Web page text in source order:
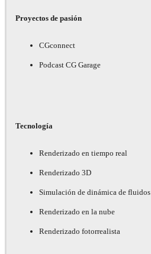
Proyectos de pasión
CGconnect
Podcast CG Garage
Tecnología
Renderizado en tiempo real
Renderizado 3D
Simulación de dinámica de fluidos
Renderizado en la nube
Renderizado fotorrealista